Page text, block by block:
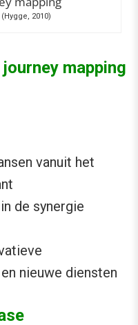
2010)
mapping
vanuit het
de synergie
nieuwe diensten